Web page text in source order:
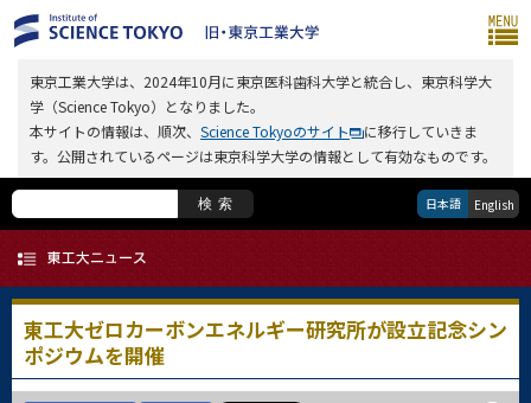
東京工業大学は、2024年10月に東京医科歯科大学と統合し、東京科学大
学（Science Tokyo）となりました。
本サイトの情報は、順次、 Science Tokyoのサイト
に移行していきま
す。公開されているページは東京科学大学の情報として有効なものです。
検索 日本語 English
東工大ゼロカーボンエネルギー研究所が設立記念シン
ポジウムを開催